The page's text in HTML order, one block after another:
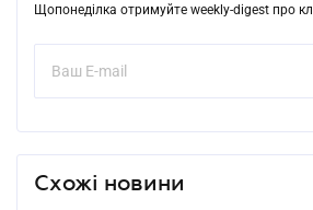
Щопонеділка отримуйте weekly-digest про
Схожі новини